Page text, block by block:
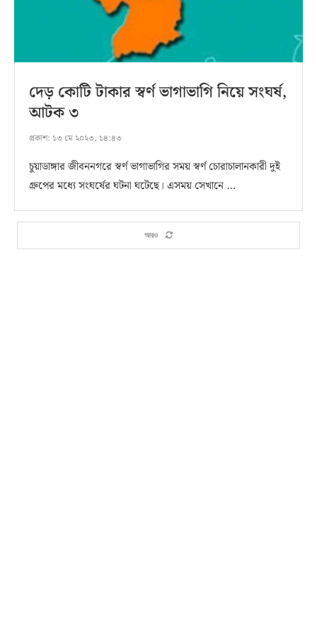
দেড় কোটি টাকার স্বর্ণ ভাগাভাগি নিয়ে সংঘর্ষ,
আটক ৩
প্রকাশ: ১৩ মে ২০২৩, ১৪:৪৩
চুয়াডাঙ্গার জীবননগরে স্বর্ণ ভাগাভাগির সময় স্বর্ণ চোরাচালানকারী দুই
গ্রুপের মধ্যে সংঘর্ষের ঘটনা ঘটেছে। এসময় সেখানে …
আরও